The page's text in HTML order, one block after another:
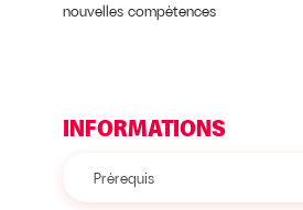
nouvelles compétences
INFORMATIONS
Prérequis